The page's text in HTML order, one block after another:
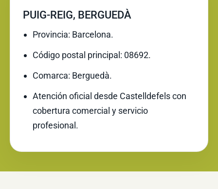
PUIG-REIG, BERGUEDÀ
Provincia: Barcelona.
Código postal principal: 08692.
Comarca: Berguedà.
Atención oficial desde Castelldefels con
cobertura comercial y servicio
profesional.